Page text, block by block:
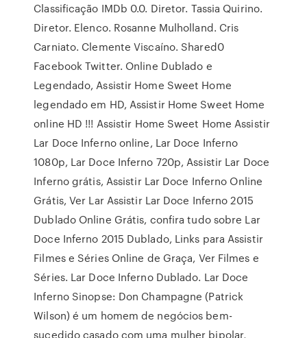
Classificação IMDb 0.0. Diretor. Tassia Quirino.
Diretor. Elenco. Rosanne Mulholland. Cris
Carniato. Clemente Viscaíno. Shared0
Facebook Twitter. Online Dublado e
Legendado, Assistir Home Sweet Home
legendado em HD, Assistir Home Sweet Home
online HD !!! Assistir Home Sweet Home Assistir
Lar Doce Inferno online, Lar Doce Inferno
1080p, Lar Doce Inferno 720p, Assistir Lar Doce
Inferno grátis, Assistir Lar Doce Inferno Online
Grátis, Ver Lar Assistir Lar Doce Inferno 2015
Dublado Online Grátis, confira tudo sobre Lar
Doce Inferno 2015 Dublado, Links para Assistir
Filmes e Séries Online de Graça, Ver Filmes e
Séries. Lar Doce Inferno Dublado. Lar Doce
Inferno Sinopse: Don Champagne (Patrick
Wilson) é um homem de negócios bem-
sucedido casado com uma mulher bipolar,